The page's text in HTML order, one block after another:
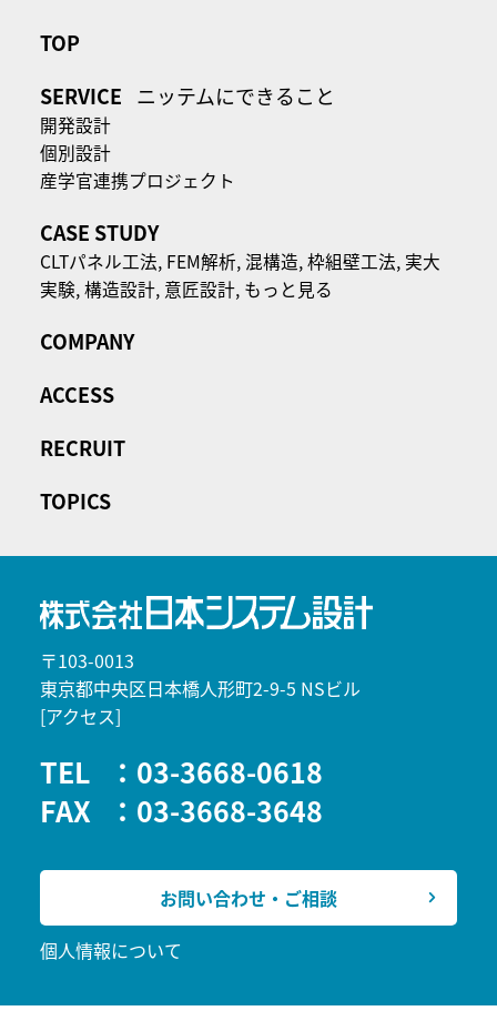
〒103-0013
東京都中央区日本橋人形町2-9-5 NSビル
[アクセス]
TEL
：03-3668-0618
FAX
：03-3668-3648
お問い合わせ・ご相談
個人情報について
TOP
SERVICE ニッテムにできること
開発設計
個別設計
産学官連携プロジェクト
CASE STUDY
CLTパネル⼯法, FEM解析,混構造,枠組壁工法, 実大
実験,構造設計, 意匠設計, もっと見る
COMPANY
ACCESS
RECRUIT
TOPICS